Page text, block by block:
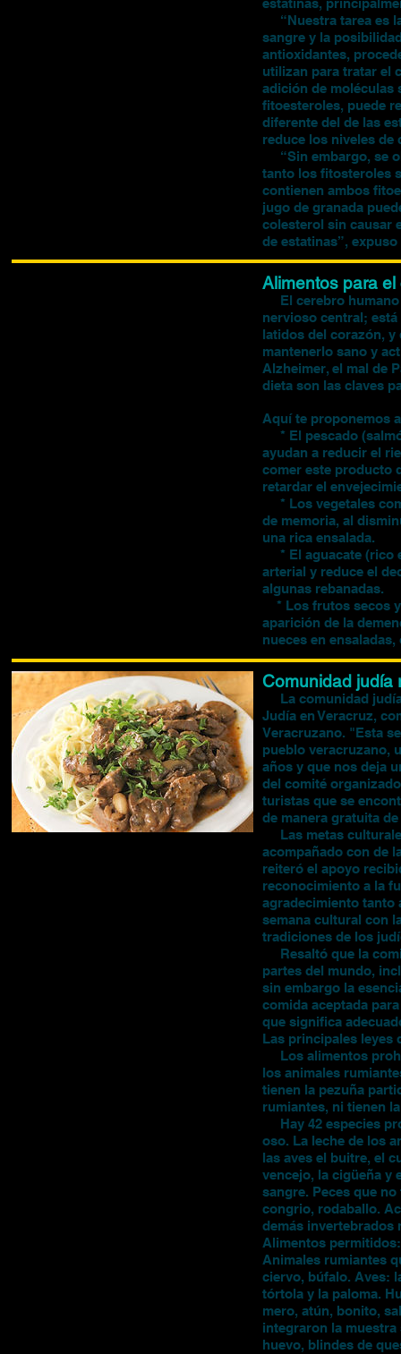
“Nuestra tarea es
sangre y la
antioxidantes,
utilizan para tratar el
adición de moléculas
fitoesteroles, puede
diferente del de las
reduce los niveles de
“Sin embargo, se
tanto los fitosteroles
contienen ambos
jugo de granada
colesterol sin causar
de estatinas”,
Alimentos para el
El cerebro humano
nervioso central;
latidos del corazón,
mantenerlo sano y
Alzheimer, el mal de
dieta son las claves
Aquí te proponemos
* El pescado
ayudan a reducir el
comer este producto
retardar el
* Los vegetales
de memoria, al
una rica ensalada.
* El aguacate (rico
arterial y reduce el
algunas rebanadas.
* Los frutos secos y
aparición de la
nueces en
Comunidad judía
La comunidad judía
Judía en Veracruz,
Veracruzano. "Esta
pueblo veracruzano,
años y que nos deja
del comité
turistas que se
de manera gratuita
Las metas
acompañado con de
reiteró el apoyo
reconocimiento a la
agradecimiento tanto
semana cultural con
tradiciones de los
Resaltó que la
partes del mundo,
sin embargo la
comida aceptada
que significa
Las principales leyes
Los alimentos
los animales
tienen la pezuña
rumiantes, ni tienen
Hay 42 especies
oso. La leche de los
las aves el buitre, el
vencejo, la cigüeña y
sangre. Peces que
congrio, rodaballo.
demás invertebrados
Alimentos
Animales rumiantes
ciervo, búfalo. Aves:
tórtola y la paloma.
mero, atún, bonito,
integraron la muestra
huevo, blindes de